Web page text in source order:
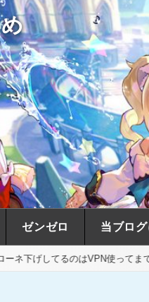
ゼンゼロ 当ブロ
VPN使ってまでやってる元バイト